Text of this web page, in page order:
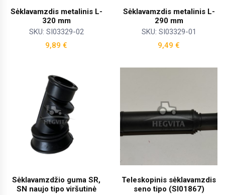
Sėklavamzdis metalinis L-
320 mm
SKU: SI03329-02
9,89 €
Sėklavamzdis metalinis L-
290 mm
SKU: SI03329-01
9,49 €
Sėklavamzdžio guma SR,
SN naujo tipo viršutinė
Teleskopinis sėklavamzdis
seno tipo (SI01867)